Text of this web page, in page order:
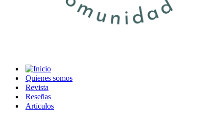
Quienes somos
Revista
Reseñas
Artículos